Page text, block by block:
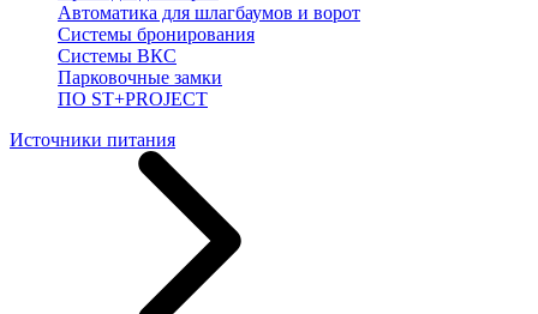
Автоматика для шлагбаумов и ворот
Системы бронирования
Системы ВКС
Парковочные замки
ПО ST+PROJECT
Источники питания